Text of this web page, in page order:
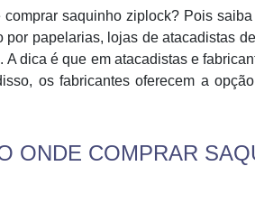
saquinho ziplock? Pois
papelarias, lojas de atacadistas
dica é que em atacadistas e
os fabricantes oferecem a
ONDE COMPRAR